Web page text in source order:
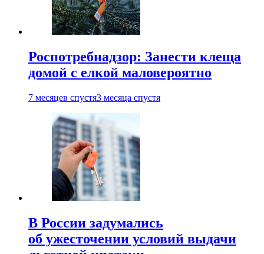
Роспотребнадзор: Занести клеща
домой с елкой маловероятно
7 месяцев спустя3 месяца спустя
В России задумались
об ужесточении условий выдачи